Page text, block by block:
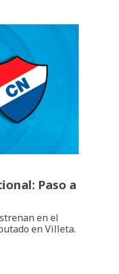
Paso a
en el
en Villeta.